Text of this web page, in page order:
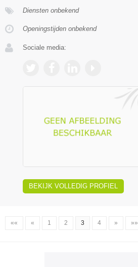
Diensten onbekend
Openingstijden onbekend
Sociale media:
BEKIJK VOLLEDIG PROFIEL
«« « 1 2 3 4 » »»